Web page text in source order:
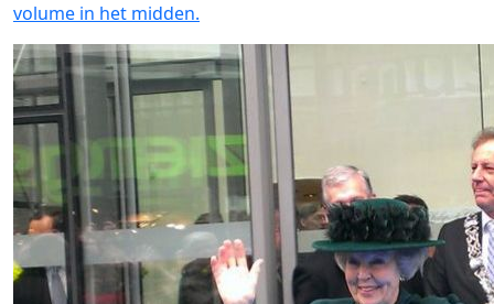
volume in het midden.